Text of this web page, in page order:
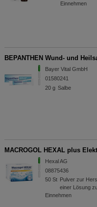
Einnehmen
BEPANTHEN Wund- und
Bayer Vital GmbH
01580241
20 g Salbe
MACROGOL HEXAL plus
Hexal AG
08875436
50 St Pulver zur
einer Lösung
Einnehmen